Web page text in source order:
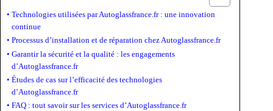
Technologies utilisées par Autoglassfrance.fr : une innovation
continue
Processus d’installation et de réparation chez Autoglassfrance.fr
Garantir la sécurité et la qualité : les engagements
d’Autoglassfrance.fr
Études de cas sur l’efficacité des technologies
d’Autoglassfrance.fr
FAQ : tout savoir sur les services d’Autoglassfrance.fr